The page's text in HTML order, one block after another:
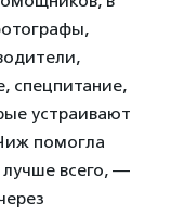
спецпитание,
устраивают
помогла
всего, —